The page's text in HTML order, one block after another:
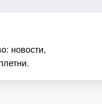
новости,